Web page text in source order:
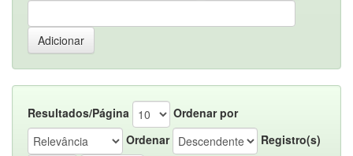
Resultados/Página
Ordenar por
Ordenar
Registro(s)